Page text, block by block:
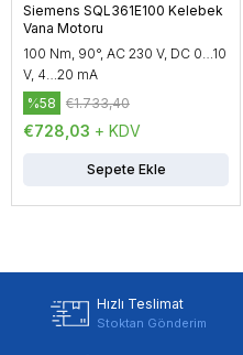
Siemens SQL361E100 Kelebek
Vana Motoru
100 Nm, 90°, AC 230 V, DC 0…10
V, 4…20 mA
€728,03 + KDV
%58 €1.733,40
Sepete Ekle
Hızlı Teslimat
Stoktan Gönderim